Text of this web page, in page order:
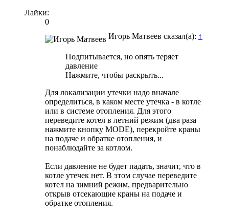
Лайки:
0
Игорь Матвеев сказал(а): ↑
Подпитывается, но опять теряет
давление
Нажмите, чтобы раскрыть...
Для локализации утечки надо вначале
определиться, в каком месте утечка - в котле
или в системе отопления. Для этого
переведите котел в летний режим (два раза
нажмите кнопку MODE), перекройте краны
на подаче и обратке отопления, и
понаблюдайте за котлом.
Если давление не будет падать, значит, что в
котле утечек нет. В этом случае переведите
котел на зимний режим, предварительно
открыв отсекающие краны на подаче и
обратке отопления.